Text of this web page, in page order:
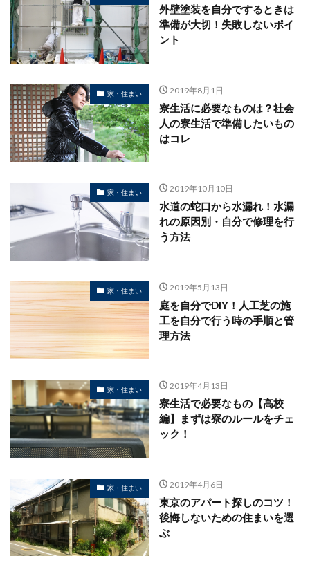
外壁塗装を自分でするときは
準備が大切！失敗しないポイ
ント
家・住まい 2019年8月1日
寮生活に必要なものは？社会
人の寮生活で準備したいもの
はコレ
家・住まい 2019年10月10日
水道の蛇口から水漏れ！水漏
れの原因別・自分で修理を行
う方法
家・住まい 2019年5月13日
庭を自分でDIY！人工芝の施
工を自分で行う時の手順と管
理方法
家・住まい 2019年4月13日
寮生活で必要なもの【高校
編】まずは寮のルールをチェ
ック！
家・住まい 2019年4月6日
東京のアパート探しのコツ！
後悔しないための住まいを選
ぶ